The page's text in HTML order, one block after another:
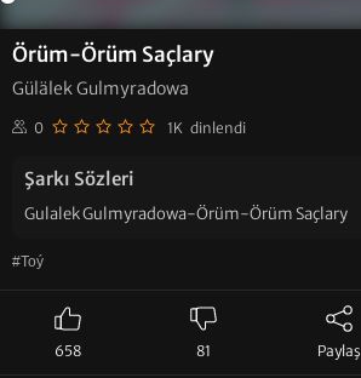
Örüm-Örüm Saçlary
Gülälek Gulmyradowa
0 1K dinlendi
Şarkı Sözleri
Gulalek Gulmyradowa-Örüm-Örüm Saçlary
#Toý
658 81 Paylaş